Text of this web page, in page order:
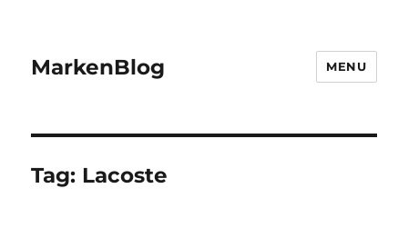
MarkenBlog MENU
Tag: Lacoste